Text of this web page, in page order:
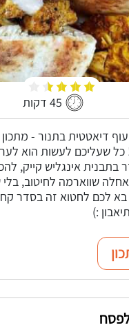
45 דקות
כל שעליכם לעשות הוא
בתבנית אינגליש קייק,
שווארמה לחיטוב, בלי
לכם לחטוא זה בסדר קחו
:)